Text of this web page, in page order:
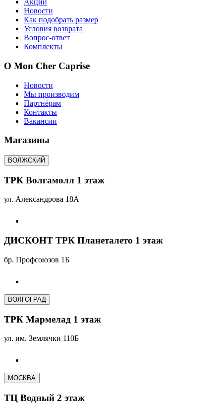
Акции
Новости
Как подобрать размер
Условия возврата
Вопрос-ответ
Комплекты
О Mon Cher Caprise
Новости
Мы производим
Партнёрам
Контакты
Вакансии
Магазины
ВОЛЖСКИЙ
ТРК Волгамолл 1 этаж
ул. Александрова 18А
ДИСКОНТ ТРК Планеталето 1 этаж
бр. Профсоюзов 1Б
ВОЛГОГРАД
ТРК Мармелад 1 этаж
ул. им. Землячки 110Б
МОСКВА
ТЦ Водный 2 этаж